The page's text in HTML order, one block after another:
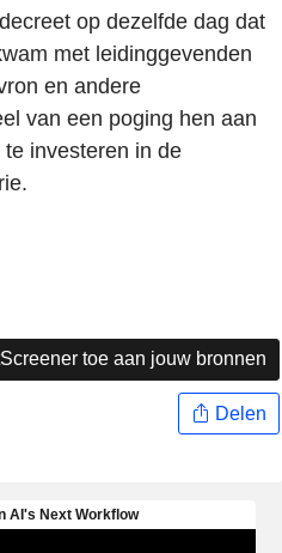
op dezelfde dag dat
met leidinggevenden
en andere
van een poging hen aan
investeren in de
toe aan jouw bronnen
Delen